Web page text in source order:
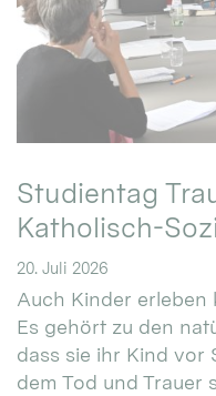
Studientag
Katholisch-
20. Juli 2026
Auch Kinder erleben
Es gehört zu den
dass sie ihr Kind vor
dem Tod und Trauer